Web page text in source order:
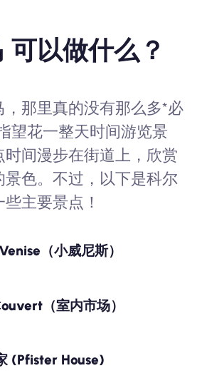
可以做什么？
那里真的没有那么多*必
望花一整天时间游览景
时间漫步在街道上，欣赏
色。不过，以下是科尔
主要景点！
（小威尼斯）
（室内市场）
(Pfister House)